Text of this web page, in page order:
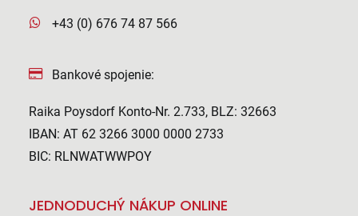
+43 (0) 676 74 87 566
Bankové spojenie:
Raika Poysdorf Konto-Nr. 2.733, BLZ: 32663
IBAN: AT 62 3266 3000 0000 2733
BIC: RLNWATWWPOY
JEDNODUCHÝ NÁKUP ONLINE